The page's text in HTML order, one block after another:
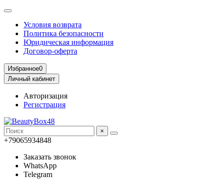
Условия возврата
Политика безопасности
Юридическая информация
Договор-оферта
Избранное0
Личный кабинет
Авторизация
Регистрация
×
+79065934848
Заказать звонок
WhatsApp
Telegram